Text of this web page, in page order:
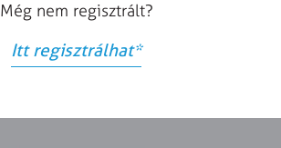
Még nem regisztrált?
Itt regisztrálhat*